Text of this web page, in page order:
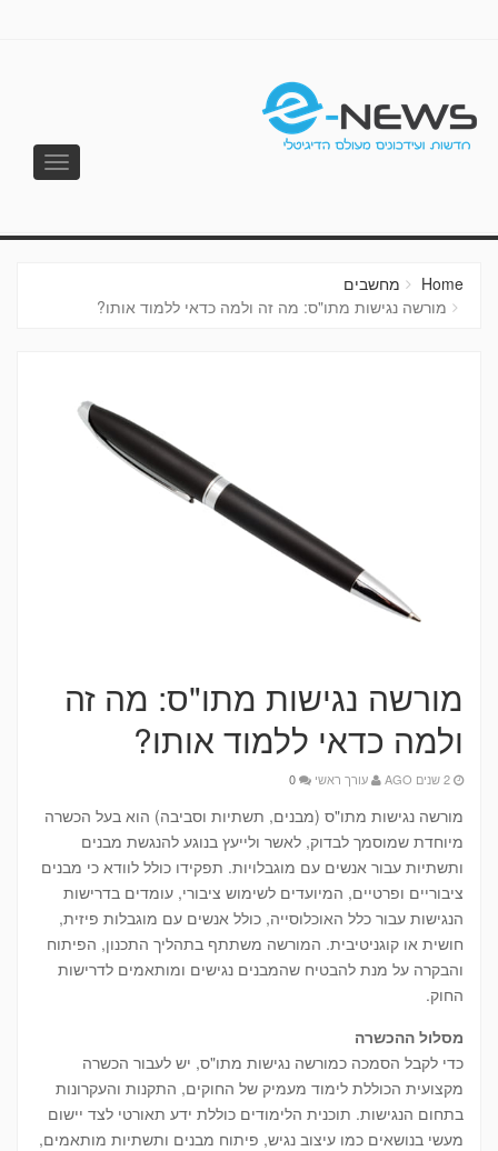
Toggle
Home
מחשבים
מורשה נגישות מתו"ס: מה זה ולמה כדאי ללמוד אותו?
מורשה נגישות מתו"ס: מה זה
ולמה כדאי ללמוד אותו?
עורך ראשי 0
מורשה נגישות מתו"ס (מבנים, תשתיות וסביבה) הוא בעל הכשרה
מיוחדת שמוסמך לבדוק, לאשר ולייעץ בנוגע להנגשת מבנים
ותשתיות עבור אנשים עם מוגבלויות. תפקידו כולל לוודא כי מבנים
ציבוריים ופרטיים, המיועדים לשימוש ציבורי, עומדים בדרישות
הנגישות עבור כלל האוכלוסייה, כולל אנשים עם מוגבלות פיזית,
חושית או קוגניטיבית. המורשה משתתף בתהליך התכנון, הפיתוח
והבקרה על מנת להבטיח שהמבנים נגישים ומותאמים לדרישות
החוק.
מסלול ההכשרה
כדי לקבל הסמכה כמורשה נגישות מתו"ס, יש לעבור הכשרה
מקצועית הכוללת לימוד מעמיק של החוקים, התקנות והעקרונות
בתחום הנגישות. תוכנית הלימודים כוללת ידע תאורטי לצד יישום
מעשי בנושאים כמו עיצוב נגיש, פיתוח מבנים ותשתיות מותאמים,